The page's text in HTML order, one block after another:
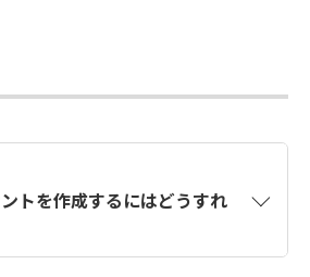
トを作成するにはどうすれ